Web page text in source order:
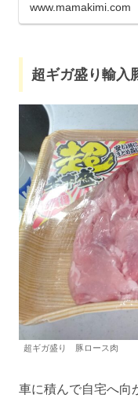
www.mamakimi.com
超ギガ盛り輸入
超ギガ盛り 豚ロース肉
車に積んで自宅へ向